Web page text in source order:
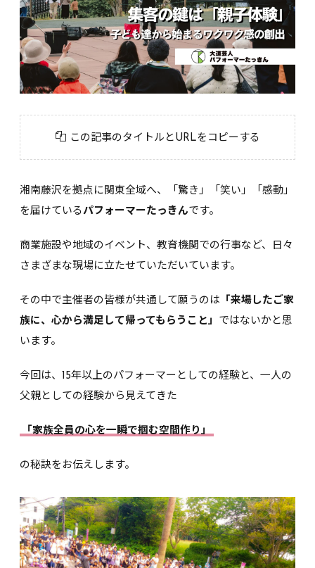
この記事のタイトルとURLをコピーする
湘南藤沢を拠点に関東全域へ、「驚き」「笑い」「感動」
を届けているパフォーマーたっきん です。
商業施設や地域のイベント、教育機関での行事など、日々
さまざまな現場に立たせていただいています。
その中で主催者の皆様が共通して願うのは 「来場したご家
族に、心から満足して帰ってもらうこと」
ではないかと思
います。
今回は、15年以上のパフォーマーとしての経験と、一人の
父親としての経験から見えてきた
「家族全員の心を一瞬で掴む空間作り」
の秘訣をお伝えします。